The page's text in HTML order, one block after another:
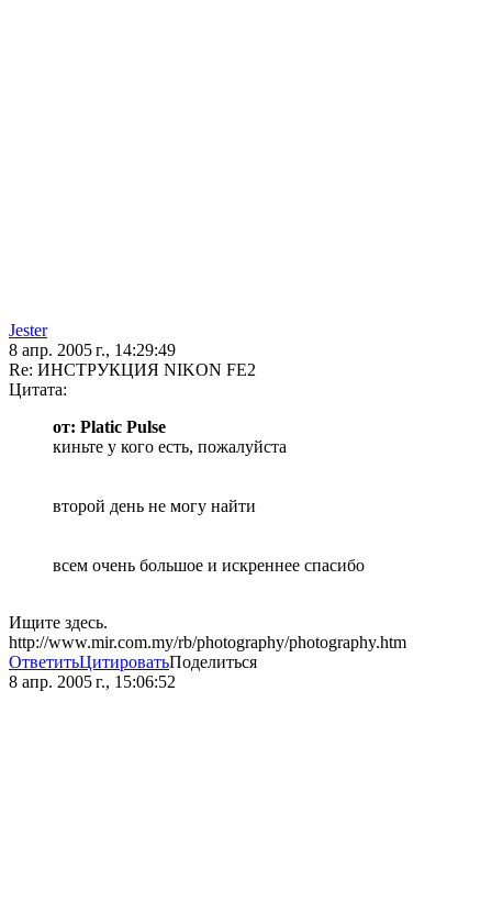
Jester
8 апр. 2005 г., 14:29:49
Re: ИНСТРУКЦИЯ NIKON FE2
Цитата:
от: Platic Pulse
киньте у кого есть, пожалуйста
второй день не могу найти
всем очень большое и искреннее спасибо
Ищите здесь.
http://www.mir.com.my/rb/photography/photography.htm
ОтветитьЦитироватьПоделиться
8 апр. 2005 г., 15:06:52